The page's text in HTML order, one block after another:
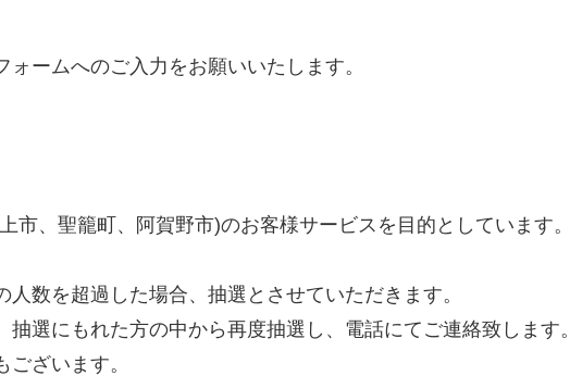
ームへのご入力をお願いいたします。
市、聖籠町、阿賀野市)のお客様サービスを目的としています。
数を超過した場合、抽選とさせていただきます。
選にもれた方の中から再度抽選し、電話にてご連絡致します。
ざいます。